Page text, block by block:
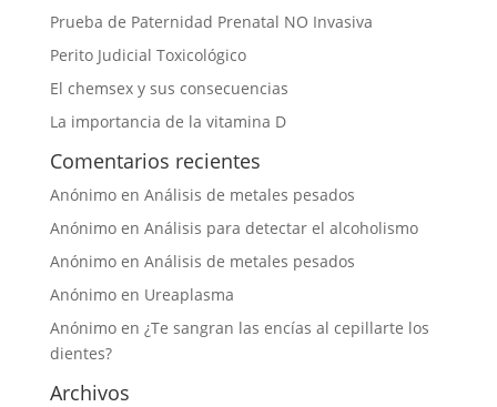
Prueba de Paternidad Prenatal NO Invasiva
Perito Judicial Toxicológico
El chemsex y sus consecuencias
La importancia de la vitamina D
Comentarios recientes
Anónimoen Análisis de metales pesados
Anónimoen Análisis para detectar el alcoholismo
Anónimoen Análisis de metales pesados
Anónimoen Ureaplasma
Anónimoen ¿Te sangran las encías al cepillarte los
dientes?
Archivos